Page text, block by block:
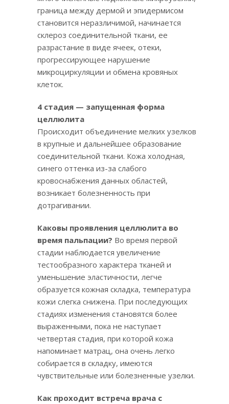
граница между дермой и эпидермисом
становится неразличимой, начинается
склероз соединительной ткани, ее
разрастание в виде ячеек, отеки,
прогрессирующее нарушение
микроциркуляции и обмена кровяных
клеток.
4 стадия — запущенная форма
целлюлита
Происходит объединение мелких узелков
в крупные и дальнейшее образование
соединительной ткани. Кожа холодная,
синего оттенка из-за слабого
кровоснабжения данных областей,
возникает болезненность при
дотрагивании.
Каковы проявления целлюлита во
время пальпации? Во время первой
стадии наблюдается увеличение
тестообразного характера тканей и
уменьшение эластичности, легче
образуется кожная складка, температура
кожи слегка снижена. При последующих
стадиях изменения становятся более
выраженными, пока не наступает
четвертая стадия, при которой кожа
напоминает матрац, она очень легко
собирается в складку, имеются
чувствительные или болезненные узелки.
Как проходит встреча врача с